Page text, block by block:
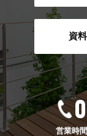
資
営業時